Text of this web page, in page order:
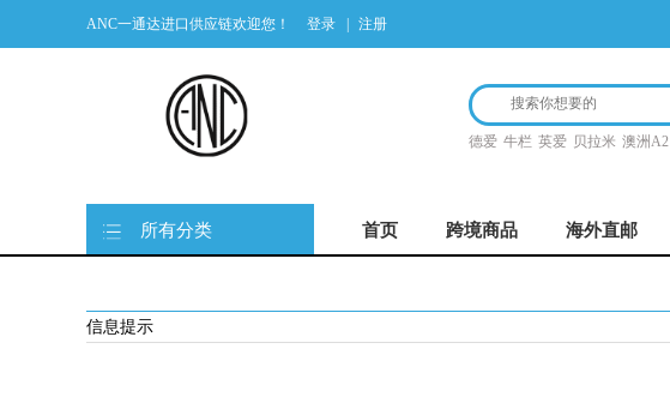
ANC一通达进口供应链欢迎您！ 登录 注册
德爱 牛栏 英爱 贝拉米 澳洲A2
所有分类 首页 跨境商品 海外直邮
信息提示